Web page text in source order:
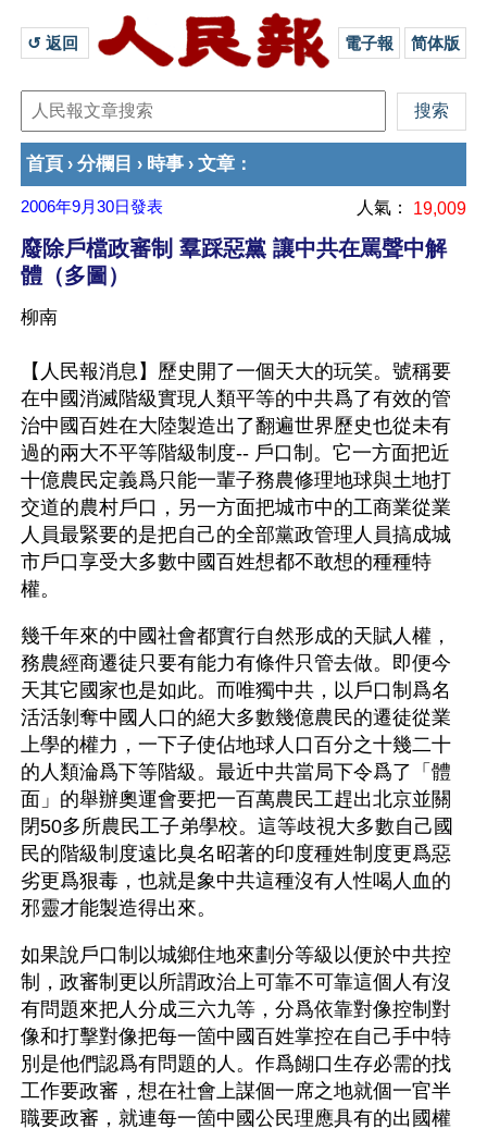
↺ 返回 電子報 简体版
首頁 › 分欄目 › 時事 › 文章 ：
2006年9月30日發表 人氣： 19,009
廢除戶檔政審制 羣踩惡黨 讓中共在罵聲中解
體（多圖）
柳南
【人民報消息】歷史開了一個天大的玩笑。號稱要
在中國消滅階級實現人類平等的中共爲了有效的管
治中國百姓在大陸製造出了翻遍世界歷史也從未有
過的兩大不平等階級制度-- 戶口制。它一方面把近
十億農民定義爲只能一輩子務農修理地球與土地打
交道的農村戶口，另一方面把城市中的工商業從業
人員最緊要的是把自己的全部黨政管理人員搞成城
市戶口享受大多數中國百姓想都不敢想的種種特
權。
幾千年來的中國社會都實行自然形成的天賦人權，
務農經商遷徒只要有能力有條件只管去做。即便今
天其它國家也是如此。而唯獨中共，以戶口制爲名
活活剝奪中國人口的絕大多數幾億農民的遷徒從業
上學的權力，一下子使佔地球人口百分之十幾二十
的人類淪爲下等階級。最近中共當局下令爲了「體
面」的舉辦奧運會要把一百萬農民工趕出北京並關
閉50多所農民工子弟學校。這等歧視大多數自己國
民的階級制度遠比臭名昭著的印度種姓制度更爲惡
劣更爲狠毒，也就是象中共這種沒有人性喝人血的
邪靈才能製造得出來。
如果說戶口制以城鄉住地來劃分等級以便於中共控
制，政審制更以所謂政治上可靠不可靠這個人有沒
有問題來把人分成三六九等，分爲依靠對像控制對
像和打擊對像把每一箇中國百姓掌控在自己手中特
別是他們認爲有問題的人。作爲餬口生存必需的找
工作要政審，想在社會上謀個一席之地就個一官半
職要政審，就連每一箇中國公民理應具有的出國權